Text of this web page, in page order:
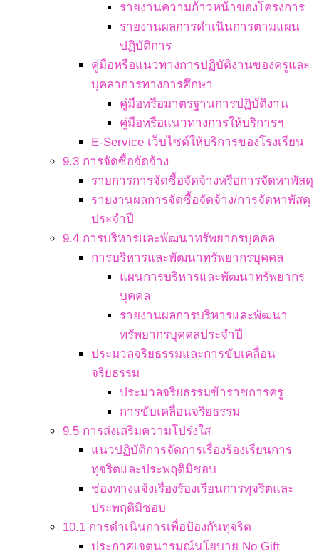
รายงานความก้าวหน้าของโครงการ
รายงานผลการดำเนินการตามแผน
ปฏิบัติการ
คู่มือหรือแนวทางการปฏิบัติงานของครูและ
บุคลาการทางการศึกษา
คู่มือหรือมาตรฐานการปฏิบัติงาน
คู่มือหรือแนวทางการให้บริการฯ
E-Service เว็บไซต์ให้บริการของโรงเรียน
9.3 การจัดซื้อจัดจ้าง
รายการการจัดซื้อจัดจ้างหรือการจัดหาพัสดุ
รายงานผลการจัดซื้อจัดจ้าง/การจัดหาพัสดุ
ประจำปี
9.4 การบริหารและพัฒนาทรัพยากรบุคคล
การบริหารและพัฒนาทรัพยากรบุคคล
แผนการบริหารและพัฒนาทรัพยากร
บุคคล
รายงานผลการบริหารและพัฒนา
ทรัพยากรบุคคลประจำปี
ประมวลจริยธรรมและการขับเคลื่อน
จริยธรรม
ประมวลจริยธรรมข้าราชการครู
การขับเคลื่อนจริยธรรม
9.5 การส่งเสริมความโปร่งใส
แนวปฏิบัติการจัดการเรื่องร้องเรียนการ
ทุจริตและประพฤติมิชอบ
ช่องทางแจ้งเรื่องร้องเรียนการทุจริตและ
ประพฤติมิชอบ
10.1 การดำเนินการเพื่อป้องกันทุจริต
ประกาศเจตนารมณ์นโยบาย No Gift